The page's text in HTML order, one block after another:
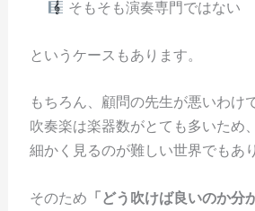
そもそも演奏専門ではない
というケースもあります。
もちろん、顧問の先生が悪いわけ
吹奏楽は楽器数がとても多いため
細かく見るのが難しい世界でもあ
そのため 「どう吹けば良いのか分